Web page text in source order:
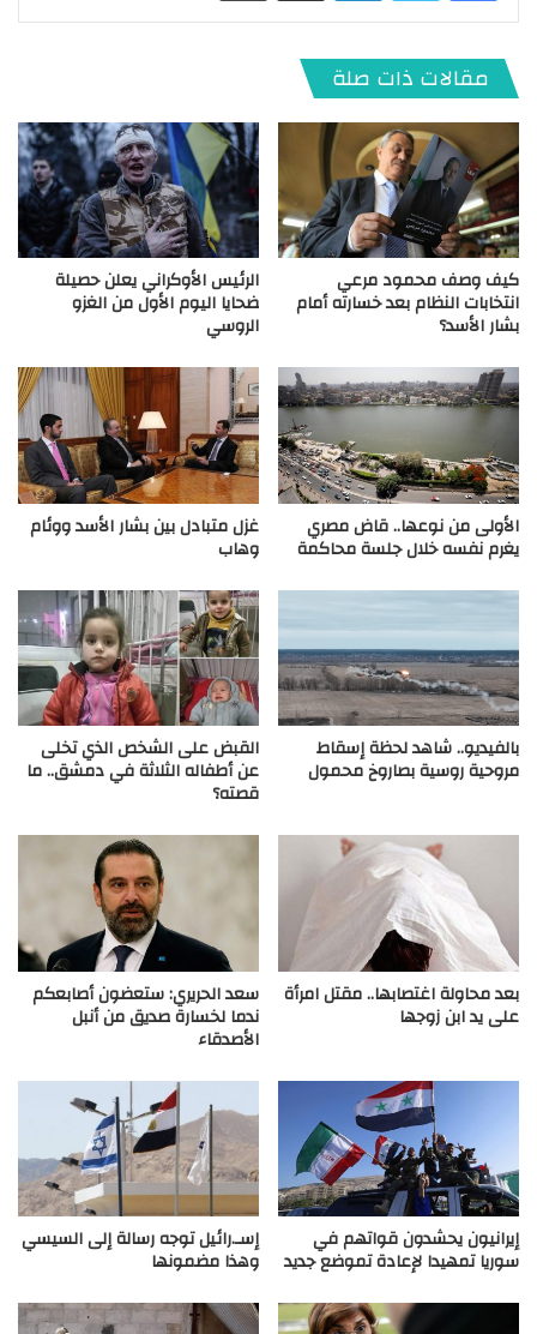
مقالات ذات صلة
كيف وصف محمود مرعي
انتخابات النظام بعد خسارته أمام
بشار الأسد؟
الرئيس الأوكراني يعلن حصيلة
ضحايا اليوم الأول من الغزو
الروسي
الأولى من نوعها.. قاض مصري
يغرم نفسه خلال جلسة محاكمة
غزل متبادل بين بشار الأسد ووئام
وهاب
بالفيديو.. شاهد لحظة إسقاط
مروحية روسية بصاروخ محمول
القبض على الشخص الذي تخلى
عن أطفاله الثلاثة في دمشق.. ما
قصته؟
بعد محاولة اغتصابها.. مقتل امرأة
على يد ابن زوجها
سعد الحريري: ستعضون أصابعكم
ندما لخسارة صديق من أنبل
الأصدقاء
إيرانيون يحشدون قواتهم في
سوريا تمهيدا لإعادة تموضع جديد
إسـ.رائيل توجه رسالة إلى السيسي
وهذا مضمونها